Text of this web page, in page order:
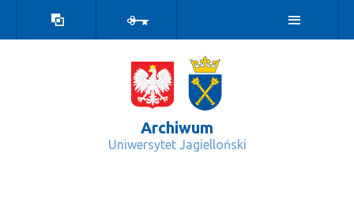
kontrastowa
Archiwum
Uniwersytet Jagielloński